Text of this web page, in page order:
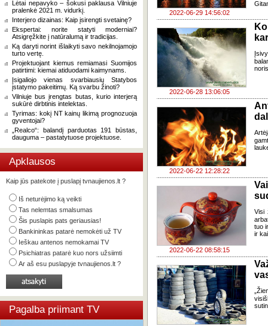
Lėtai nepavyko – šokusi paklausa Vilniuje
pralenkė 2021 m. vidurkį.
Interjero dizainas: Kaip įsirengti svetainę?
Ekspertai: norite statyti moderniai?
Atsigręžkite į natūralumą ir tradicijas.
Ką daryti norint išlaikyti savo nekilnojamojo
turto vertę.
Projektuojant kiemus remiamasi Suomijos
patirtimi: kiemai atiduodami kaimynams.
Įsigaliojo vienas svarbiausių Statybos
įstatymo pakeitimų. Ką svarbu žinoti?
Vilniuje bus įrengtas butas, kurio interjerą
sukūrė dirbtinis intelektas.
Tyrimas: kokį NT kainų likimą prognozuoja
gyventojai?
„Realco“: balandį parduotas 191 būstas,
dauguma – pastatytuose projektuose.
Apklausos
Kaip jūs patekote į puslapį tvnaujienos.lt ?
Iš neturėjimo ką veikti
Tas nelemtas smalsumas
Šis puslapis pats geriausias!
Bankininkas patarė nemokėti už TV
Ieškau antenos nemokamai TV
Psichiatras patarė kuo nors užsiimti
Ar aš esu puslapyje tvnaujienos.lt ?
Pagalba priimant TV
2022-06-29 14:56:02
2022-06-28 13:06:05
2022-06-22 12:28:22
2022-06-22 08:58:15
Visi
tuo
ir